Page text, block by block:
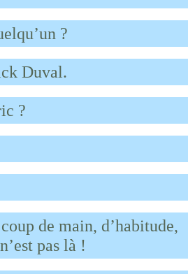
?
Duval.
?
de main, d’habitude,
pas là !